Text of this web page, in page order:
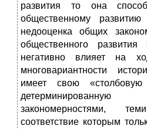
развития то она
общественному
недооценка общих
общественного
негативно влияет на
многовариантности
имеет свою «столбовую
закономерностями,
соответствие которым